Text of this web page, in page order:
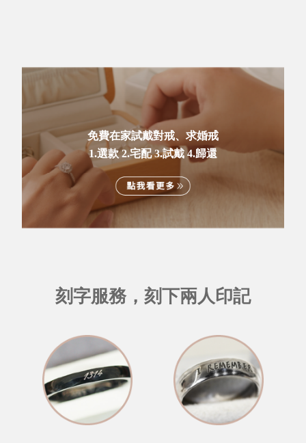
免費在家試戴對戒、求婚戒
1.選款 2.宅配 3.試戴 4.歸還
刻字服務，刻下兩人印記